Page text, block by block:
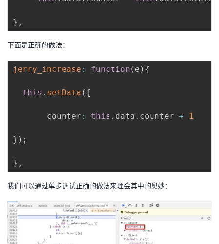
} ,
下面是正确的做法：
jerry_increase : function ( e ) {
this . setData ( {
       counter
: this . data . counter + 1
} ) ;
} ,
我们可以通过单步调试正确的做法来理会其中的奥妙：